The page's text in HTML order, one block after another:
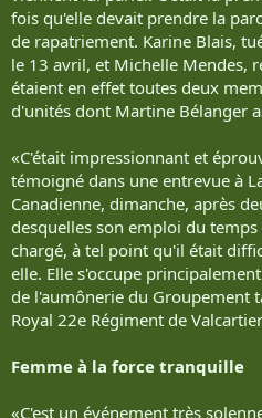
fois qu'elle devait prendre la
de rapatriement. Karine Blais,
le 13 avril, et Michelle Mendes,
étaient en effet toutes deux
d'unités dont Martine Bélanger
«C'était impressionnant et
témoigné dans une entrevue à
Canadienne, dimanche, après
desquelles son emploi du temps
chargé, à tel point qu'il était
elle. Elle s'occupe principalement
de l'aumônerie du Groupement
Royal 22e Régiment de
Femme à la force tranquille
«C'est un événement très